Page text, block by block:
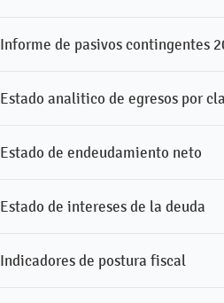
Informe de pasivos contingentes
Estado analitico de egresos por
Estado de endeudamiento neto
Estado de intereses de la deuda
Indicadores de postura fiscal